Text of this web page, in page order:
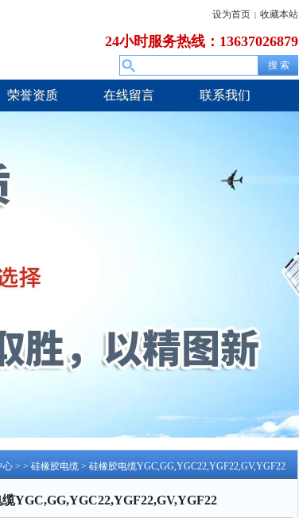
设为首页 | 收藏本站
24小时服务热线：13637026879
荣誉资质 在线留言 联系我们
心 > > 硅橡胶电缆 > 硅橡胶电缆YGC,GG,YGC22,YGF22,GV,YGF22
YGC,GG,YGC22,YGF22,GV,YGF22